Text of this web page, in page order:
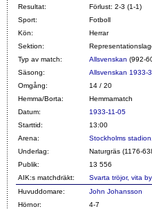
Resultat:
Förlust: 2-3 (1-1)
Sport:
Fotboll
Kön:
Herrar
Sektion:
Typ av match:
Allsvenskan (992-
Säsong:
Allsvenskan 1933-
Omgång:
14 / 20
Hemma/Borta:
Hemmamatch
Datum:
1933-11-05
Starttid:
13:00
Arena:
Stockholms
Underlag:
Naturgräs (1176-
Publik:
13 556
AIK:s matchdräkt:
Svarta tröjor, vita
Huvuddomare:
John Johansson
Hörnor:
4-7